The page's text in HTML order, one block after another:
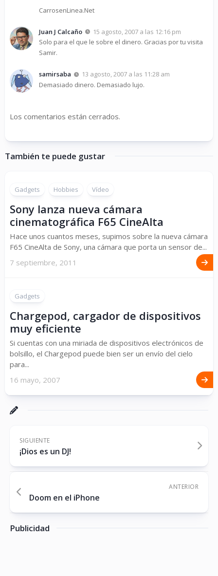
CarrosenLinea.Net
Juan J Calcaño
15 agosto, 2007 a las 12:16 pm
Solo para el que le sobre el dinero. Gracias por tu visita
Samir.
samirsaba
13 agosto, 2007 a las 11:28 am
Demasiado dinero. Demasiado lujo.
Los comentarios están cerrados.
También te puede gustar
Gadgets Hobbies Vídeo
Sony lanza nueva cámara
cinematográfica F65 CineAlta
Hace unos cuantos meses, supimos sobre la nueva cámara
F65 CineAlta de Sony, una cámara que porta un sensor de...
7 septiembre, 2011
Gadgets
Chargepod, cargador de dispositivos
muy eficiente
Si cuentas con una miriada de dispositivos electrónicos de
bolsillo, el Chargepod puede bien ser un envío del cielo
para...
16 mayo, 2007
SIGUIENTE
¡Dios es un DJ!
ANTERIOR
Doom en el iPhone
Publicidad